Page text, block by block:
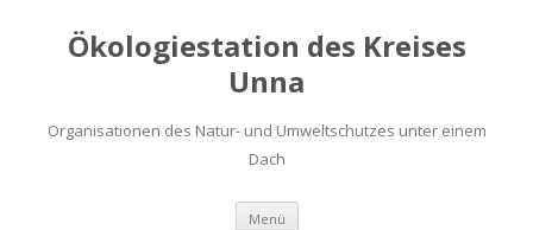
Ökologiestation des Kreises
Unna
Organisationen des Natur- und Umweltschutzes unter einem
Dach
Menü Zum